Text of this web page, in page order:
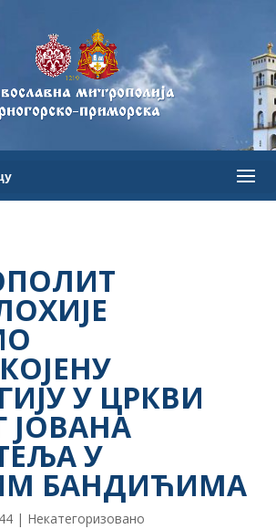
У ЦРКВИ
ЈОВАНА
У
БАНДИЋИМА
| Некатегоризовано